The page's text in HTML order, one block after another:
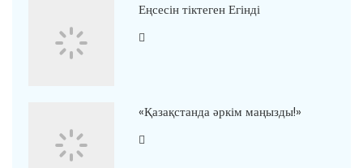
Еңсесін тіктеген Егінді
«Қазақстанда әркім маңызды!»